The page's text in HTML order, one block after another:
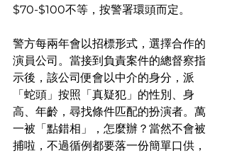
$70-$100不等，按警署環頭而定。
警方每兩年會以招標形式，選擇合作的
演員公司。當接到負責案件的總督察指
示後，該公司便會以中介的身分，派
「蛇頭」按照「真疑犯」的性別、身
高、年齡，尋找條件匹配的扮演者。萬
一被「點錯相」，怎麼辦？當然不會被
捕啦，不過循例都要落一份簡單口供，